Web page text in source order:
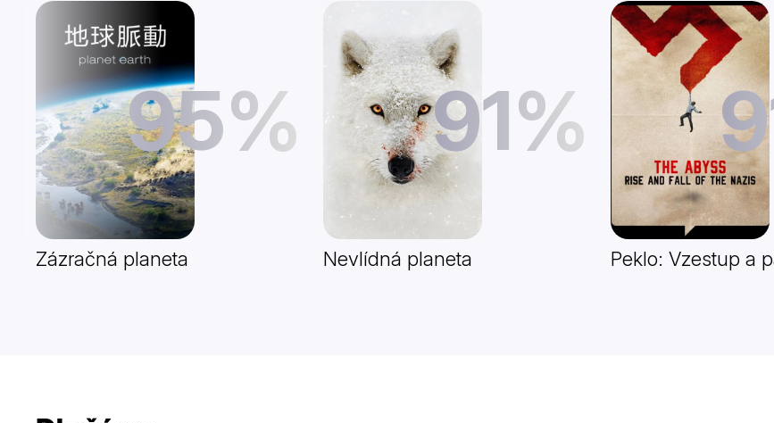
95%
Zázračná planeta
91%
Nevlídná planeta Peklo: Vzestup a